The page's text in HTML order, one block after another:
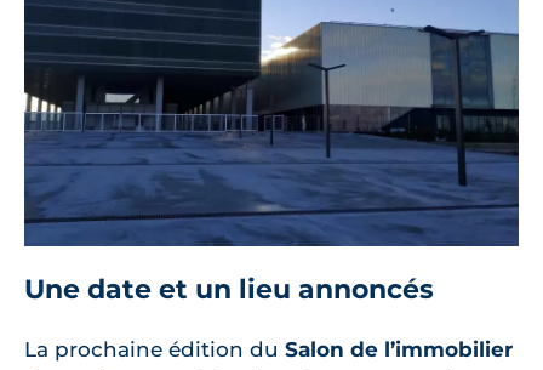
Une date et un lieu annoncés
La prochaine édition du Salon de l’immobilier